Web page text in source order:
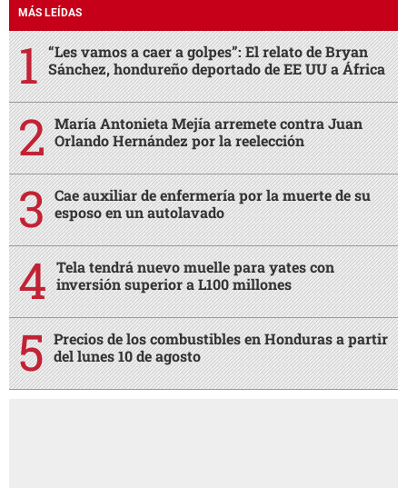
MÁS LEÍDAS
“Les vamos a caer a golpes”: El relato de Bryan
Sánchez, hondureño deportado de EE UU a África
María Antonieta Mejía arremete contra Juan
Orlando Hernández por la reelección
Cae auxiliar de enfermería por la muerte de su
esposo en un autolavado
Tela tendrá nuevo muelle para yates con
inversión superior a L100 millones
Precios de los combustibles en Honduras a partir
del lunes 10 de agosto